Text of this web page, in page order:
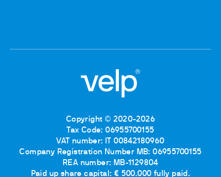
Copyright © 2020-2026
Tax Code: 06955700155
VAT number: IT 00842180960
Company Registration Number MB: 06955700155
REA number: MB-1129804
Paid up share capital: € 500.000 fully paid.